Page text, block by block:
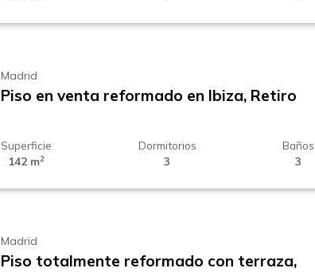
1.769.000 €
Madrid
Piso en venta reformado en Ibiza, Retiro
Superficie
142 m2
Dormitorios
3
Baños
3
1.799.000 €
Madrid
Piso totalmente reformado con terraza,